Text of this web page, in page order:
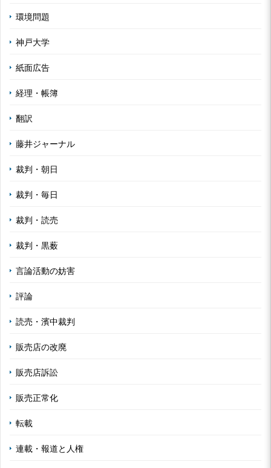
環境問題
神戸大学
紙面広告
経理・帳簿
翻訳
藤井ジャーナル
裁判・朝日
裁判・毎日
裁判・読売
裁判・黒薮
言論活動の妨害
評論
読売・濱中裁判
販売店の改廃
販売店訴訟
販売正常化
転載
連載・報道と人権